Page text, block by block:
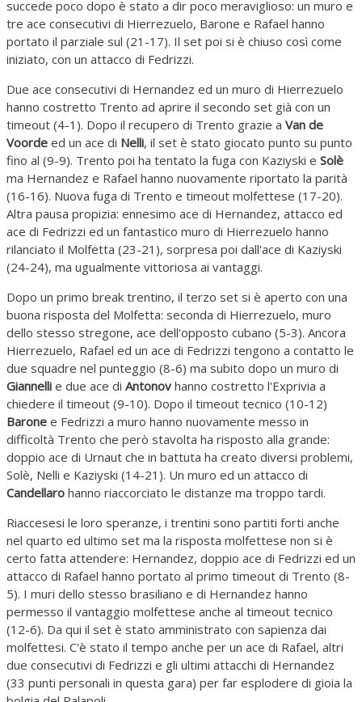
succede poco dopo è stato a dir poco meraviglioso: un muro e
tre ace consecutivi di Hierrezuelo, Barone e Rafael hanno
portato il parziale sul (21-17). Il set poi si è chiuso così come
iniziato, con un attacco di Fedrizzi.
Due ace consecutivi di Hernandez ed un muro di Hierrezuelo
hanno costretto Trento ad aprire il secondo set già con un
timeout (4-1). Dopo il recupero di Trento grazie a Van de
Voorde ed un ace di Nelli, il set è stato giocato punto su punto
fino al (9-9). Trento poi ha tentato la fuga con Kaziyski e Solè
ma Hernandez e Rafael hanno nuovamente riportato la parità
(16-16). Nuova fuga di Trento e timeout molfettese (17-20).
Altra pausa propizia: ennesimo ace di Hernandez, attacco ed
ace di Fedrizzi ed un fantastico muro di Hierrezuelo hanno
rilanciato il Molfetta (23-21), sorpresa poi dall'ace di Kaziyski
(24-24), ma ugualmente vittoriosa ai vantaggi.
Dopo un primo break trentino, il terzo set si è aperto con una
buona risposta del Molfetta: seconda di Hierrezuelo, muro
dello stesso stregone, ace dell'opposto cubano (5-3). Ancora
Hierrezuelo, Rafael ed un ace di Fedrizzi tengono a contatto le
due squadre nel punteggio (8-6) ma subito dopo un muro di
Giannelli e due ace di Antonov hanno costretto l'Exprivia a
chiedere il timeout (9-10). Dopo il timeout tecnico (10-12)
Barone e Fedrizzi a muro hanno nuovamente messo in
difficoltà Trento che però stavolta ha risposto alla grande:
doppio ace di Urnaut che in battuta ha creato diversi problemi,
Solè, Nelli e Kaziyski (14-21). Un muro ed un attacco di
Candellaro hanno riaccorciato le distanze ma troppo tardi.
Riaccesesi le loro speranze, i trentini sono partiti forti anche
nel quarto ed ultimo set ma la risposta molfettese non si è
certo fatta attendere: Hernandez, doppio ace di Fedrizzi ed un
attacco di Rafael hanno portato al primo timeout di Trento (8-
5). I muri dello stesso brasiliano e di Hernandez hanno
permesso il vantaggio molfettese anche al timeout tecnico
(12-6). Da qui il set è stato amministrato con sapienza dai
molfettesi. C'è stato il tempo anche per un ace di Rafael, altri
due consecutivi di Fedrizzi e gli ultimi attacchi di Hernandez
(33 punti personali in questa gara) per far esplodere di gioia la